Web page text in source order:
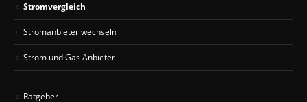
Stromvergleich
Stromanbieter wechseln
Strom und Gas Anbieter
Ratgeber